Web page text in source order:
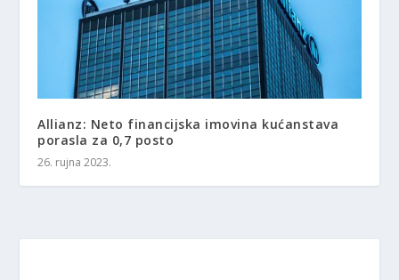
Allianz: Neto financijska imovina kućanstava
porasla za 0,7 posto
26. rujna 2023.